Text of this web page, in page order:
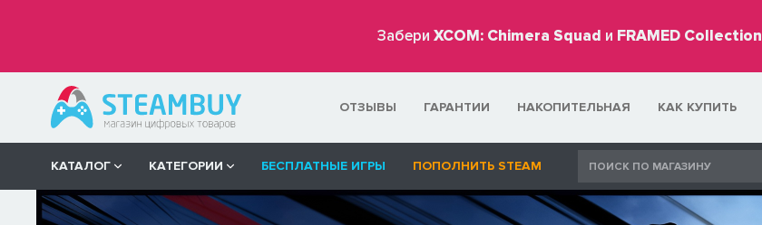
Забери XCOM: Chimera Squad и FRAMED Collection
ОТЗЫВЫ ГАРАНТИИ НАКОПИТЕЛЬНАЯ КАК КУПИТЬ
КАТАЛОГ КАТЕГОРИИ БЕСПЛАТНЫЕ ИГРЫ ПОПОЛНИТЬ STEAM